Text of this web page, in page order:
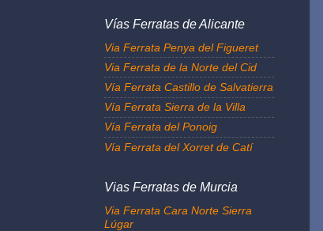
Vías Ferratas de Alicante
Via Ferrata Penya del Figueret
Via Ferrata de la Norte del Cid
Vía Ferrata Castillo de Salvatierra
Vía Ferrata Sierra de la Villa
Vía Ferrata del Ponoig
Vía Ferrata del Xorret de Catí
Vias Ferratas de Murcia
Via Ferrata Cara Norte Sierra
Lúgar